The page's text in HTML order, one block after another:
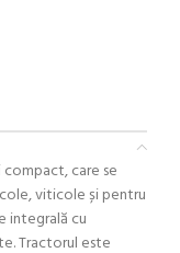
care se
viticole și pentru
integrală cu
Tractorul este